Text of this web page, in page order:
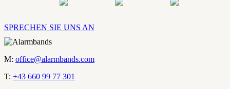
SPRECHEN SIE UNS AN
M: office@alarmbands.com
T: +43 660 99 77 301